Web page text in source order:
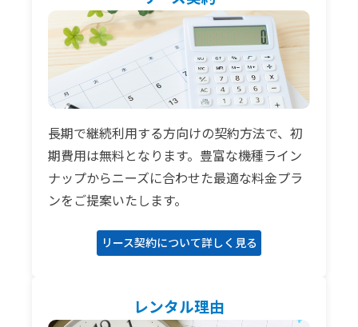
長期で継続利用する方向けの契約方法で、初
期費用は無料となります。豊富な機種ライン
ナップからニーズに合わせた最適な料金プラ
ンをご提案いたします。
リース契約について詳しく見る
レンタル理由